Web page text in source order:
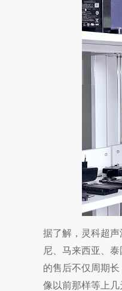
据了解，灵科超
尼、马来西亚、
的售后不仅周期
像以前那样等上几